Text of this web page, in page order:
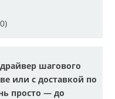
шагового
или с доставкой по
просто — до